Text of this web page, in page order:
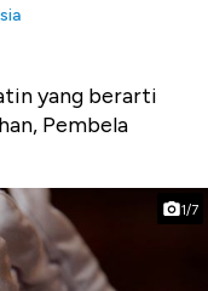
yang berarti
Pembela
1/7